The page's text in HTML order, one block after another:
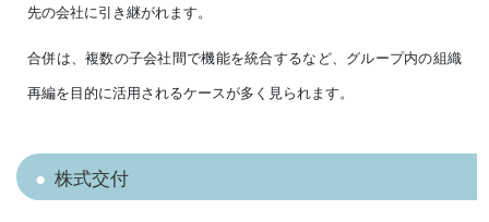
先の会社に引き継がれます。
合併は、複数の子会社間で機能を統合するなど、グループ内の組織
再編を目的に活用されるケースが多く見られます。
株式交付